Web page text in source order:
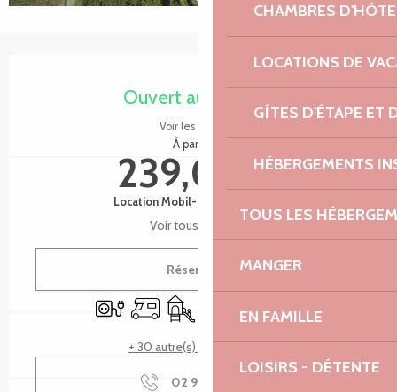
CHAMBRES
LOCATIONS DE
GÎTES D'ÉTAPE ET
HÉBERGEMENTS
TOUS LES
MANGER
EN FAMILLE
LOISIRS - DÉTENTE
Ouvert aujourd'hui
Voir les horaires
À partir de
239,00 €
Location Mobil-Home / semaine
Voir tous les tarifs
Réserver
Branchements électriques
Accueil camping car
Jeux pour enfants / Espace jeux
+ 30 autre(s) prestation(s)
02 96 23 71